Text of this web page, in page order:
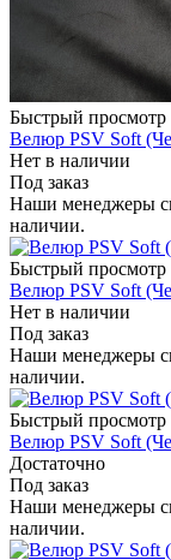
Быстрый просмотр
Велюр PSV Soft
Нет в наличии
Под заказ
Наши менеджеры
наличии.
Быстрый просмотр
Велюр PSV Soft
Нет в наличии
Под заказ
Наши менеджеры
наличии.
Быстрый просмотр
Велюр PSV Soft
Достаточно
Под заказ
Наши менеджеры
наличии.